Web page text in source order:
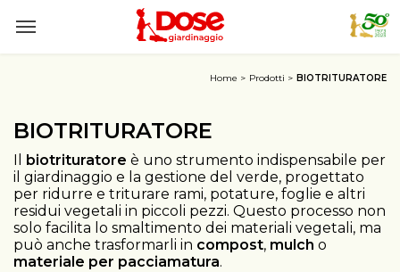
Home Prodotti BIOTRITURATORE
BIOTRITURATORE
Il biotrituratore è uno strumento indispensabile per
il giardinaggio e la gestione del verde, progettato
per ridurre e triturare rami, potature, foglie e altri
residui vegetali in piccoli pezzi. Questo processo non
solo facilita lo smaltimento dei materiali vegetali, ma
può anche trasformarli in compost, mulch o
materiale per pacciamatura.